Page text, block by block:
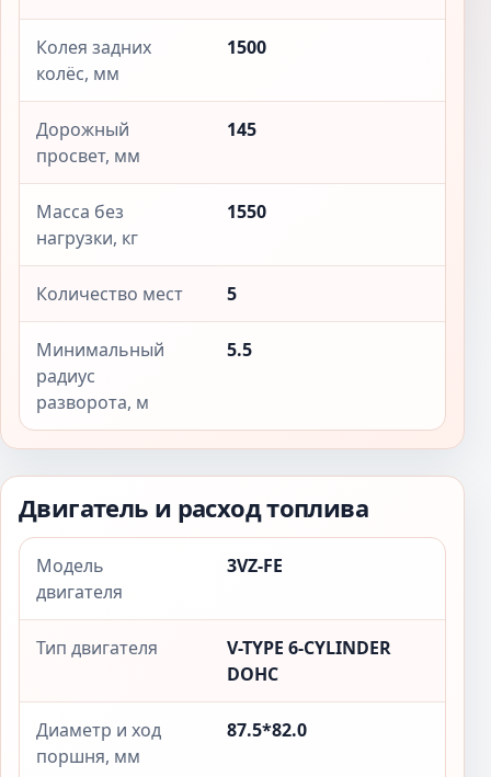
Колея задних
колёс, мм
1500
Дорожный
просвет, мм
145
Масса без
нагрузки, кг
1550
Количество мест 5
Минимальный
радиус
разворота, м
5.5
Двигатель и расход топлива
Модель
двигателя
3VZ-FE
Тип двигателя
V-TYPE 6-CYLINDER
DOHC
Диаметр и ход
поршня, мм
87.5*82.0